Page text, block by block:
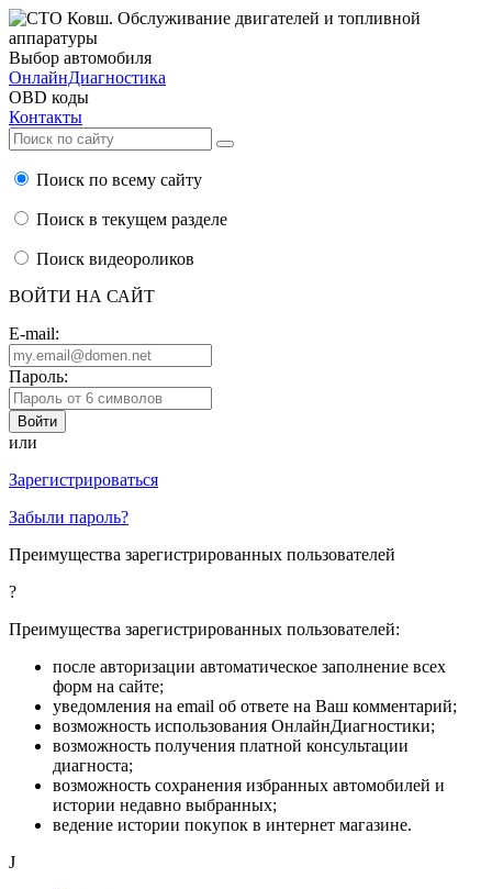
Выбор автомобиля
ОнлайнДиагностика
OBD коды
Контакты
Поиск по всему сайту
Поиск в текущем разделе
Поиск видеороликов
ВОЙТИ НА САЙТ
E-mail:
Пароль:
или
Зарегистрироваться
Забыли пароль?
Преимущества зарегистрированных пользователей
?
Преимущества зарегистрированных пользователей:
после авторизации автоматическое заполнение всех
форм на сайте;
уведомления на email об ответе на Ваш комментарий;
возможность использования ОнлайнДиагностики;
возможность получения платной консультации
диагноста;
возможность сохранения избранных автомобилей и
истории недавно выбранных;
ведение истории покупок в интернет магазине.
J